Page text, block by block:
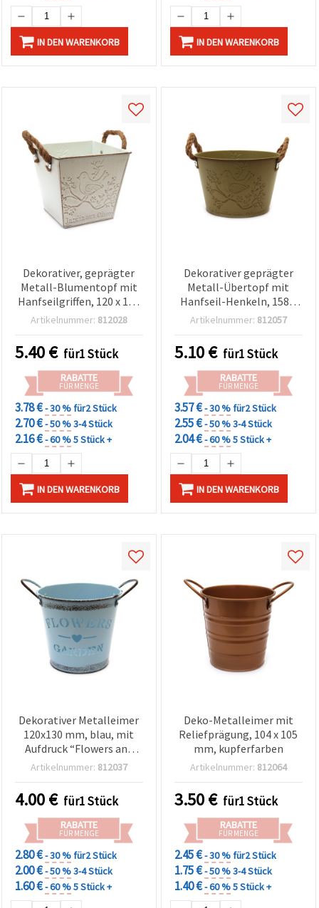
IN DEN WARENKORB IN DEN WARENKORB
Dekorativer, geprägter
Metall-Blumentopf mit
Hanfseilgriffen, 120 x 134
mm, Weiß
Artikelnummer: 812028
5.40€ für1 Stück
RABATTE
FÜR MENGE
3.78 €- 30 %für2 Stück
2.70 €- 50 %3-4 Stück
2.16 €- 60 %5 Stück +
IN DEN WARENKORB
Dekorativer geprägter
Metall-Übertopf mit
Hanfseil-Henkeln, 158 x
104 mm, grün
Artikelnummer: 812057
5.10€ für1 Stück
RABATTE
FÜR MENGE
3.57 €- 30 %für2 Stück
2.55 €- 50 %3-4 Stück
2.04 €- 60 %5 Stück +
IN DEN WARENKORB
Dekorativer Metalleimer
120x130 mm, blau, mit
Aufdruck “Flowers and
Gardens“
Artikelnummer: 812037
4.00€ für1 Stück
RABATTE
FÜR MENGE
2.80 €- 30 %für2 Stück
2.00 €- 50 %3-4 Stück
1.60 €- 60 %5 Stück +
Deko-Metalleimer mit
Reliefprägung, 104 x 105
mm, kupferfarben
Artikelnummer: 812064
3.50€ für1 Stück
RABATTE
FÜR MENGE
2.45 €- 30 %für2 Stück
1.75 €- 50 %3-4 Stück
1.40 €- 60 %5 Stück +